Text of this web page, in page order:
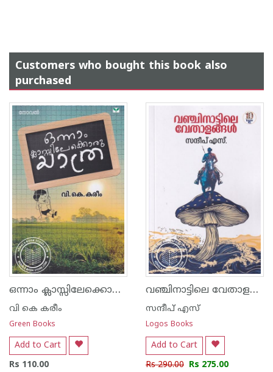
Customers who bought this book also
purchased
ഒന്നാം ക്ലാസ്സിലേക്കൊരു യാത്ര
വി കെ കരീം
Green Books
Add to Cart
Rs 110.00
വഞ്ചിനാട്ടിലെ വേതാളങ്ങൾ
സന്ദീപ് എസ്
Logos Books
Add to Cart
Rs 290.00 Rs 275.00